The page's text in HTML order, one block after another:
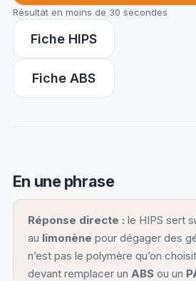
Résultat en moins de 30 secondes
Fiche HIPS
Fiche ABS
En une phrase
Réponse directe : le HIPS sert
au limonène pour dégager des
n’est pas le polymère qu’on
devant remplacer un ABSou un